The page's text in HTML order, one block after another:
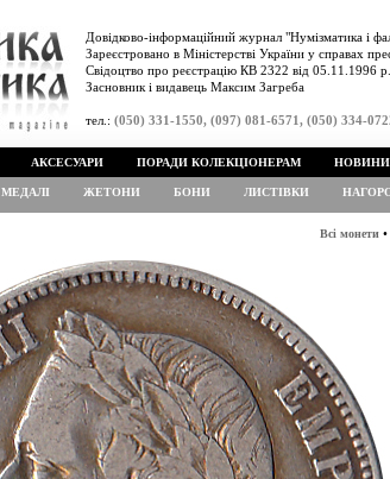
Довідково-інформаційний журнал "Нумізматика і
Зареєстровано в Міністерстві України у справах
Свідоцтво про реєстрацію КВ 2322 від 05.11.1996 р.
Засновник і видавець Максим Загреба
тел.: (050) 331-1550, (097) 081-6571, (050) 334-
АКСЕСУАРИ ПОРАДИ КОЛЕКЦІОНЕРАМ НОВИНИ
МЕДАЛІ ЖЕТОНИ БОНИ ЛИСТІВКИ
Всі монети •